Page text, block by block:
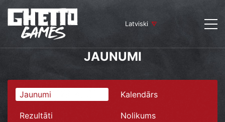
Latviski
JAUNUMI
Jaunumi Kalendārs
Rezultāti Nolikums